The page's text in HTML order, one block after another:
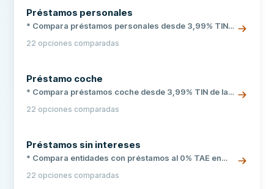
Préstamos personales
* Compara préstamos personales desde 3,99% TIN
banco ni papeleo innecesario * Hasta 60.000 € con
22 opciones comparadas
Préstamo coche
* Compara préstamos coche desde 3,99% TIN de las
banco ni comisiones de apertura * Financiación de
22 opciones comparadas
Préstamos sin intereses
* Compara entidades con préstamos al 0% TAE en
clientes, hasta 300 €. * 100% online, sin papeleo y
22 opciones comparadas